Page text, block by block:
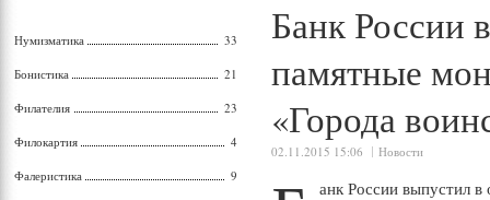
Банк России
памятные
«Города
02.11.2015 15:06 Новости
анк России выпустил
Нумизматика 33
Бонистика 21
Филателия 23
Филокартия 4
Фалеристика 9